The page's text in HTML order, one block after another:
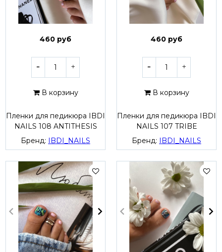
460 руб
В корзину
Пленки для педикюра IBDI
NAILS 108 ANTITHESIS
Бренд: IBDI_NAILS
460 руб
В корзину
Пленки для педикюра IBDI
NAILS 107 TRIBE
Бренд: IBDI_NAILS